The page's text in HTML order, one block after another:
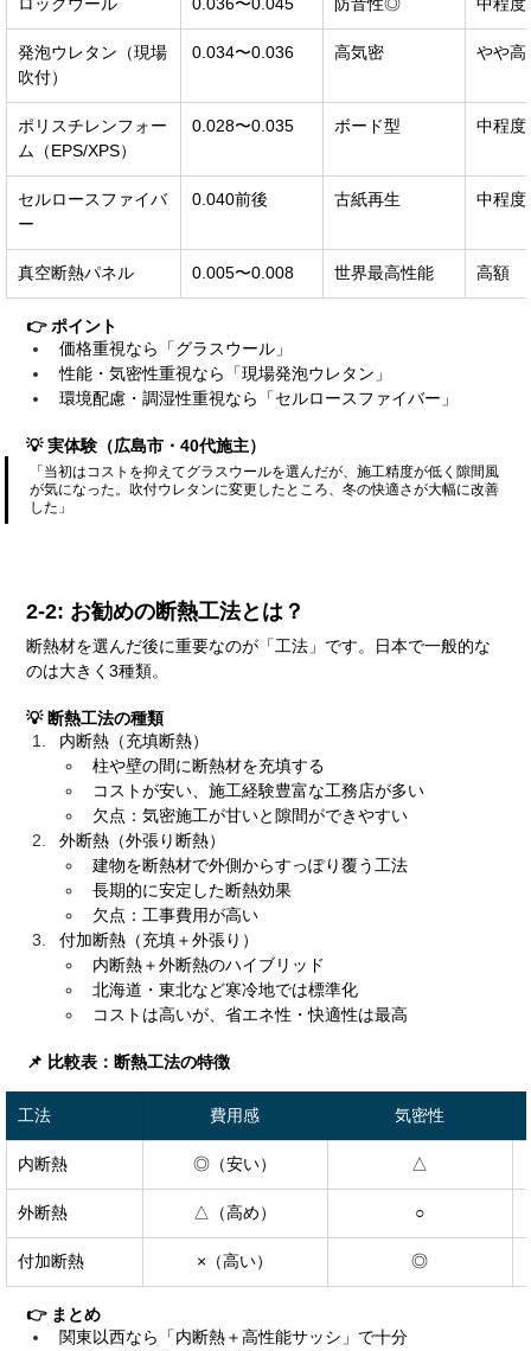
発泡ウレタン（現場
吹付）
0.034〜0.036 高気密 やや高
ポリスチレンフォー
ム（EPS/XPS）
0.028〜0.035 ボード型 中程度
セルロースファイバ
ー
0.040前後 古紙再生 中程度
真空断熱パネル 0.005〜0.008 世界最高性能 高額
👉 ポイント
価格重視なら「グラスウール」
性能・気密性重視なら「現場発泡ウレタン」
環境配慮・調湿性重視なら「セルロースファイバー」
💡 実体験（広島市・40代施主）
「当初はコストを抑えてグラスウールを選んだが、施工精度が低く隙間風
が気になった。吹付ウレタンに変更したところ、冬の快適さが大幅に改善
した」
2-2: お勧めの断熱工法とは？
断熱材を選んだ後に重要なのが「工法」です。日本で一般的な
のは大きく3種類。
💡 断熱工法の種類
内断熱（充填断熱）
柱や壁の間に断熱材を充填する
コストが安い、施工経験豊富な工務店が多い
欠点：気密施工が甘いと隙間ができやすい
外断熱（外張り断熱）
建物を断熱材で外側からすっぽり覆う工法
長期的に安定した断熱効果
欠点：工事費用が高い
付加断熱（充填＋外張り）
内断熱＋外断熱のハイブリッド
北海道・東北など寒冷地では標準化
コストは高いが、省エネ性・快適性は最高
📌 比較表：断熱工法の特徴
工法 費用感 気密性
内断熱 ◎（安い） △
外断熱 △（高め） ○
付加断熱 ×（高い） ◎
👉 まとめ
関東以西なら「内断熱＋高性能サッシ」で十分